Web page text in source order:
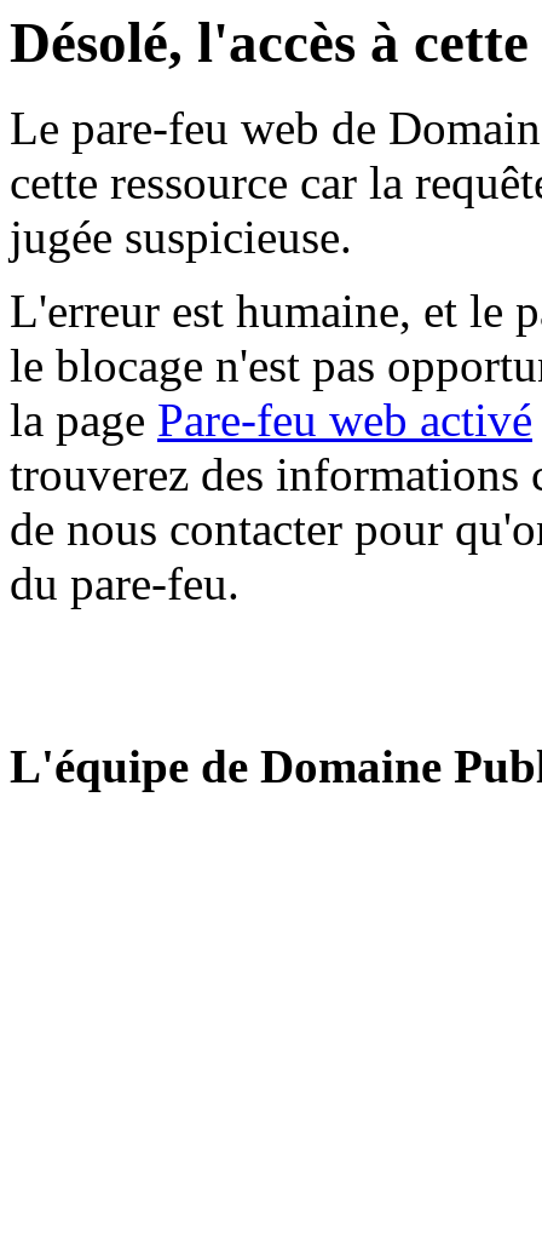
Désolé, l'accès à
Le pare-feu web de
cette ressource car la
jugée suspicieuse.
L'erreur est humaine, et le
le blocage n'est pas
la page Pare-feu web activé
trouverez des informations
de nous contacter pour
du pare-feu.
L'équipe de Domaine